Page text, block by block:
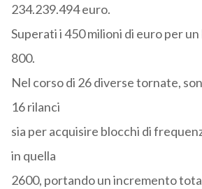
234.239.494 euro.
Superati i 450 milioni di euro per un
800.
Nel corso di 26 diverse tornate,
16 rilanci
sia per acquisire blocchi di
in quella
2600, portando un incremento